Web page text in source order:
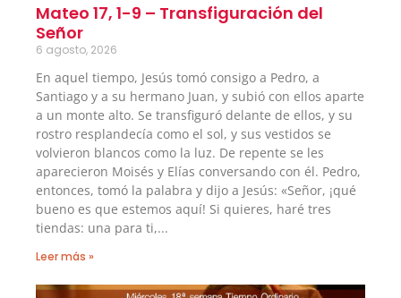
Mateo 17, 1-9 – Transfiguración del
Señor
6 agosto, 2026
En aquel tiempo, Jesús tomó consigo a Pedro, a
Santiago y a su hermano Juan, y subió con ellos aparte
a un monte alto. Se transfiguró delante de ellos, y su
rostro resplandecía como el sol, y sus vestidos se
volvieron blancos como la luz. De repente se les
aparecieron Moisés y Elías conversando con él. Pedro,
entonces, tomó la palabra y dijo a Jesús: «Señor, ¡qué
bueno es que estemos aquí! Si quieres, haré tres
tiendas: una para ti,
Leer más »